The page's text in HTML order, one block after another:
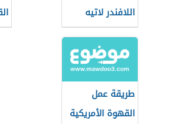
اللافندر لاتيه
طريقة عمل
القهوة الأمريكية